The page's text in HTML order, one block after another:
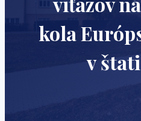
kola
v